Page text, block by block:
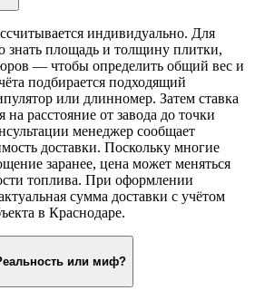
индивидуально. Для
знать площадь и толщину плитки,
— чтобы определить общий вес и
подбирается подходящий
или длинномер. Затем ставка
расстояние от завода до точки
менеджер сообщает
доставки. Поскольку многие
заранее, цена может меняться
топлива. При оформлении
сумма доставки с учётом
в Краснодаре.
или миф?